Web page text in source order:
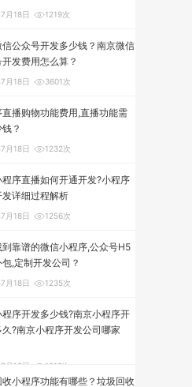
月18日 1219次
信公众号开发多少钱？南京微信
发费用怎么算？
月18日 3601次
直播购物功能费用,直播功能需
？
月18日 1232次
序直播如何开通开发?小程序
发详细过程解析
月18日 1256次
到靠谱的微信小程序,公众号H5
,定制开发公司？
月18日 1235次
序开发多少钱?南京小程序开
久?南京小程序开发公司哪家
月18日 1319次
小程序功能有哪些？垃圾回收